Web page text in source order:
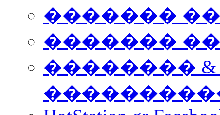
�������
������� ���
��������